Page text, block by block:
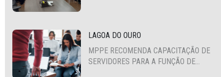
LAGOA DO OURO
MPPE RECOMENDA CAPACITAÇÃO DE
SERVIDORES PARA A FUNÇÃO DE